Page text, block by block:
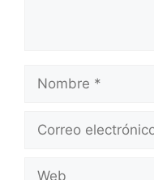
Nombre
Correo
Web